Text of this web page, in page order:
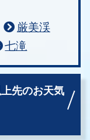
厳美渓
七滝
先のお天気